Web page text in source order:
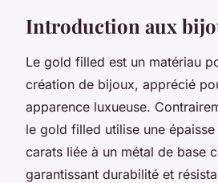
Introduction aux
Le gold filled est un matériau
création de bijoux, apprécié
apparence luxueuse.
le gold filled utilise une
carats liée à un métal de base
garantissant durabilité et